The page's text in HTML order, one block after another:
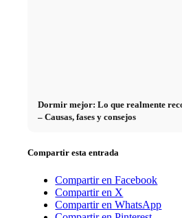
Dormir mejor: Lo que realmente
– Causas, fases y consejos
Compartir esta entrada
Compartir en Facebook
Compartir en X
Compartir en WhatsApp